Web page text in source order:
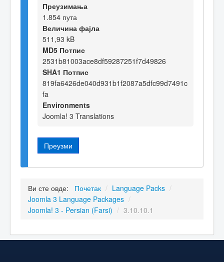
Преузимања
1.854 пута
Величина фајла
511,93 kB
MD5 Потпис
2531b81003ace8df59287251f7d49826
SHA1 Потпис
819fa6426de040d931b1f2087a5dfc99d7491c
fa
Environments
Joomla! 3 Translations
Преузми
Ви сте овде: Почетак / Language Packs /
Joomla 3 Language Packages /
Joomla! 3 - Persian (Farsi) / 3.10.10.1